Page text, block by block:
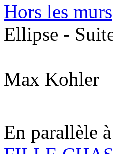
Hors les murs
Ellipse -
Max Kohler
En parallèle